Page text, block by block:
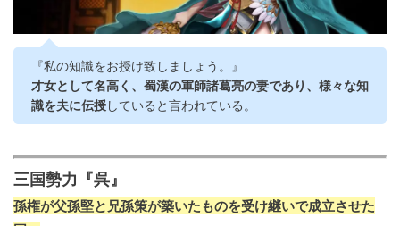
『私の知識をお授け致しましょう。』
才女として名高く、蜀漢の軍師諸葛亮の妻であり、様々な知
識を夫に伝授していると言われている。
三国勢力『呉』
孫権が父孫堅と兄孫策が築いたものを受け継いで成立させた